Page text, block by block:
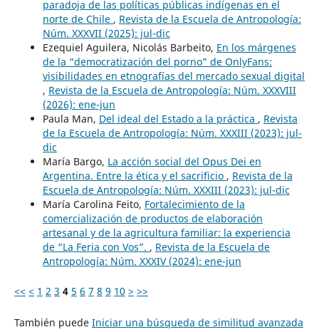
paradoja de las políticas públicas indígenas en el
norte de Chile , Revista de la Escuela de Antropología:
Núm. XXXVII (2025): jul-dic
Ezequiel Aguilera, Nicolás Barbeito, En los márgenes
de la “democratización del porno” de OnlyFans:
visibilidades en etnografías del mercado sexual digital
, Revista de la Escuela de Antropología: Núm. XXXVIII
(2026): ene-jun
Paula Man, Del ideal del Estado a la práctica , Revista
de la Escuela de Antropología: Núm. XXXIII (2023): jul-
dic
María Bargo, La acción social del Opus Dei en
Argentina. Entre la ética y el sacrificio , Revista de la
Escuela de Antropología: Núm. XXXIII (2023): jul-dic
María Carolina Feito, Fortalecimiento de la
comercialización de productos de elaboración
artesanal y de la agricultura familiar: la experiencia
de “La Feria con Vos”. , Revista de la Escuela de
Antropología: Núm. XXXIV (2024): ene-jun
<< < 1 2 3 4 5 6 7 8 9 10 > >>
También puede Iniciar una búsqueda de similitud avanzada